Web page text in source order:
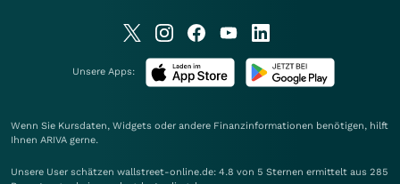
Unsere Apps:
Wenn Sie Kursdaten, Widgets oder andere Finanzinformationen benötigen, hilft
Ihnen ARIVA gerne.
Unsere User schätzen wallstreet-online.de: 4.8 von 5 Sternen ermittelt aus 285